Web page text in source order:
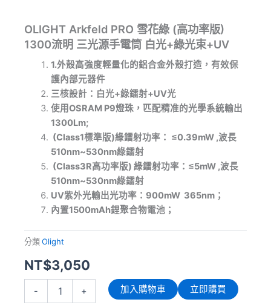
OLIGHT Arkfeld PRO 雪花綠 (高功率版)
1300流明 三光源手電筒 白光+綠光束+UV
1.外殼高強度輕量化的鋁合金外殼打造，有效保
護內部元器件
三核設計：白光+綠鐳射+UV光
使用OSRAM P9燈珠，匹配精准的光學系統輸出
1300Lm;
(Class1標準版)綠鐳射功率： ≤0.39mW ,波長
510nm~530nm綠鐳射
(Class3R高功率版) 綠鐳射功率：≤5mW ,波長
510nm~530nm綠鐳射
UV紫外光輸出光功率：900mW 365nm；
內置1500mAh鋰聚合物電池；
分類Olight
NT$3,050
- + 加入購物車 立即購買